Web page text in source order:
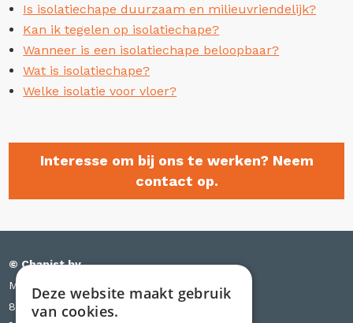
Is isolatiechape duurzaam en milieuvriendelijk?
Kan ik tegelen op isolatiechape?
Wanneer is een isolatiechape beloopbaar?
Wat is isolatiechape?
Welke isolatie voor vloer?
Interesse om bij ons te werken? Neem
contact op.
© Chapist bv
Meensesteenweg 385 bus S03
8501 Kortrijk
Deze website maakt gebruik
van cookies.